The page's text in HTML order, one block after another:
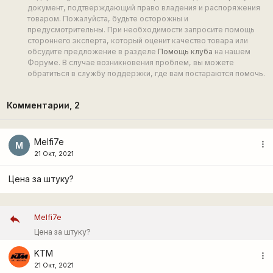
документ, подтверждающий право владения и распоряжения
товаром. Пожалуйста, будьте осторожны и
предусмотрительны. При необходимости запросите помощь
стороннего эксперта, который оценит качество товара или
обсудите предложение в разделе Помощь клуба на нашем
Форуме. В случае возникновения проблем, вы можете
обратиться в службу поддержки, где вам постараются помочь.
Комментарии, 2
M Melfi7e
21 Окт, 2021
more_vert
Цена за штуку?
Melfi7e
Цена за штуку?
KTM
21 Окт, 2021
more_vert